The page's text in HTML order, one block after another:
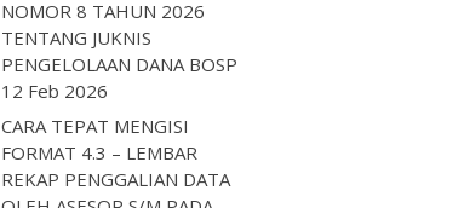
NOMOR 8 TAHUN 2026
TENTANG JUKNIS
PENGELOLAAN DANA BOSP
12 Feb 2026
CARA TEPAT MENGISI
FORMAT 4.3 – LEMBAR
REKAP PENGGALIAN DATA